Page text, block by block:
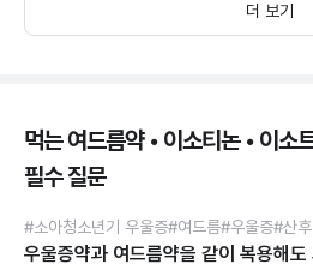
더 보기
먹는 여드름약 • 이소티논 • 이소
필수 질문
#소아청소년기 우울증#여드름#우울증#산
우울증약과 여드름약을 같이 복용해도